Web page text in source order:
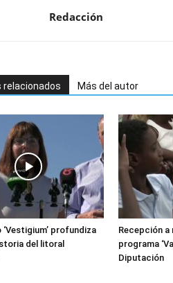
Redacción
relacionados Más del autor
profundiza
del litoral
Recepción a
programa
Diputación